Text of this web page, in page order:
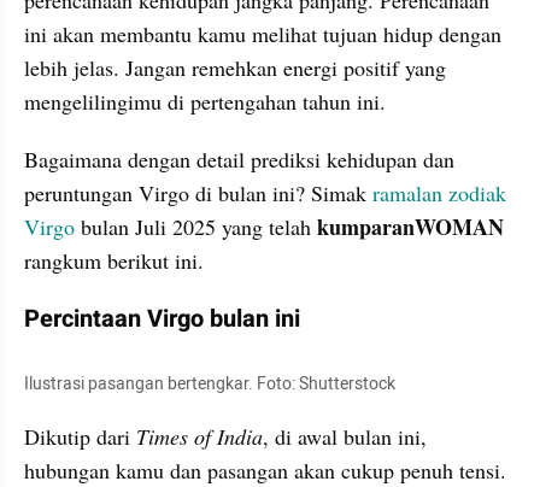
ini akan membantu kamu melihat tujuan hidup dengan
lebih jelas. Jangan remehkan energi positif yang
mengelilingimu di pertengahan tahun ini.
Bagaimana dengan detail prediksi kehidupan dan
peruntungan Virgo di bulan ini? Simak ramalan zodiak
Virgo bulan Juli 2025 yang telah
rangkum berikut ini.
Percintaan Virgo bulan ini
Ilustrasi pasangan bertengkar. Foto: Shutterstock
Dikutip dari Times of India, di awal bulan ini,
hubungan kamu dan pasangan akan cukup penuh tensi.